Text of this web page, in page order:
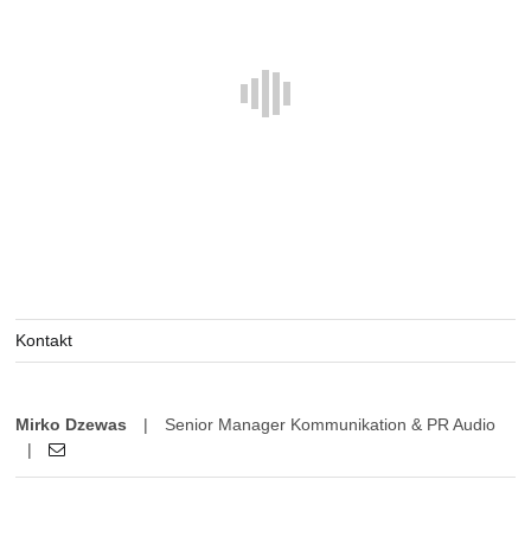
Kontakt
Mirko Dzewas |
Senior Manager Kommunikation & PR Audio
|